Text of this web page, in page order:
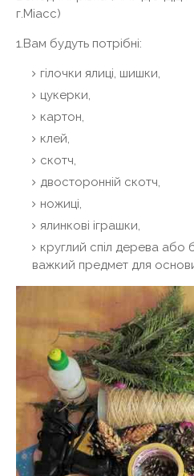
г.Міасс)
1.Вам будуть потрібні:
гілочки ялиці, шишки,
цукерки,
картон,
клей,
скотч,
двосторонній скотч,
ножиці,
ялинкові іграшки,
круглий спіл дерева або
важкий предмет для